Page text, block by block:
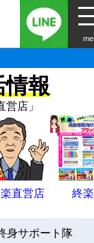
報
営店」
直営店 終楽
身サポート隊